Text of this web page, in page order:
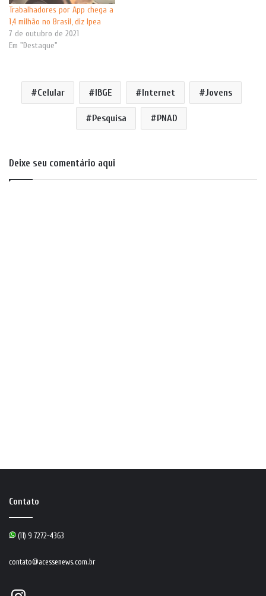
Trabalhadores por App chega a
1,4 milhão no Brasil, diz Ipea
7 de outubro de 2021
Em "Destaque"
Celular IBGE Internet Jovens
Pesquisa PNAD
Deixe seu comentário aqui
Contato
(11) 9 7272-4363
contato@acessenews.com.br
Instagram